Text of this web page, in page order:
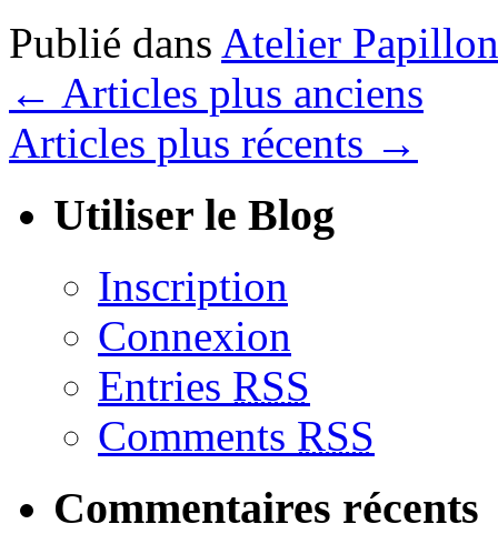
Publié dans Atelier Papillon
← Articles plus anciens
Articles plus récents →
Utiliser le Blog
Inscription
Connexion
Entries RSS
Comments RSS
Commentaires récents